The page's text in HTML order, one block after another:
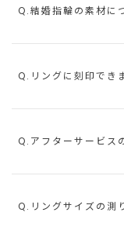
Q.結婚指輪の素材に
Q.リングに刻印でき
Q.アフターサービス
Q.リングサイズの測